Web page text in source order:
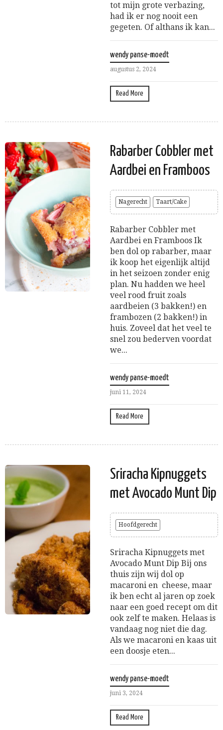
tot mijn grote verbazing,
had ik er nog nooit een
gegeten. Of althans ik kan...
wendy panse-moedt
augustus 2, 2024
Read More
Rabarber Cobbler met
Aardbei en Framboos
Nagerecht Taart/Cake
Rabarber Cobbler met
Aardbei en Framboos Ik
ben dol op rabarber, maar
ik koop het eigenlijk altijd
in het seizoen zonder enig
plan. Nu hadden we heel
veel rood fruit zoals
aardbeien (3 bakken!) en
frambozen (2 bakken!) in
huis. Zoveel dat het veel te
snel zou bederven voordat
we...
wendy panse-moedt
juni 11, 2024
Read More
Sriracha Kipnuggets
met Avocado Munt Dip
Hoofdgerecht
Sriracha Kipnuggets met
Avocado Munt Dip Bij ons
thuis zijn wij dol op
macaroni en cheese, maar
ik ben echt al jaren op zoek
naar een goed recept om dit
ook zelf te maken. Helaas is
vandaag nog niet die dag.
Als we macaroni en kaas uit
een doosje eten...
wendy panse-moedt
juni 3, 2024
Read More